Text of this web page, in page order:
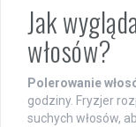
Jak
włosów?
Polerowanie
godziny. Fryzjer
suchych włosów,